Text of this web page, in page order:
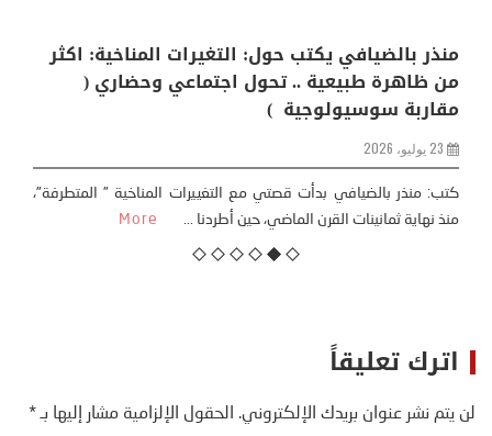
منذر بالضيافي يكتب حول: التغيرات المناخية: اكثر
من ظاهرة طبيعية .. تحول اجتماعي وحضاري (
مقاربة سوسيولوجية )
23 يوليو، 2026
كتب: منذر بالضيافي بدأت قصتي مع التغييرات المناخية ” المتطرفة”،
منذ نهاية ثمانينات القرن الماضي، حين أطردنا ...
More
اترك تعليقاً
لن يتم نشر عنوان بريدك الإلكتروني. الحقول الإلزامية مشار إليها بـ*